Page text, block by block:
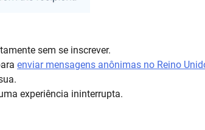
sem se inscrever.
enviar mensagens anônimas no Reino
experiência ininterrupta.